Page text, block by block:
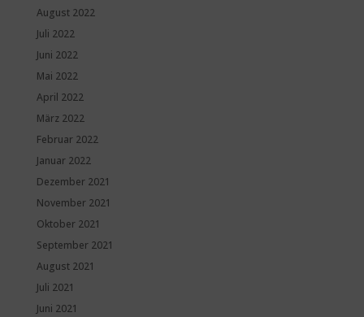
August 2022
Juli 2022
Juni 2022
Mai 2022
April 2022
März 2022
Februar 2022
Januar 2022
Dezember 2021
November 2021
Oktober 2021
September 2021
August 2021
Juli 2021
Juni 2021